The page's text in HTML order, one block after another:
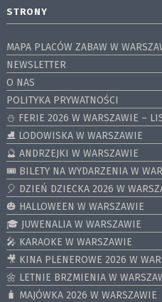
STRONY
MAPA PLACÓW ZABAW W
NEWSLETTER
O NAS
POLITYKA PRYWATNOŚCI
⛄️ FERIE 2026 W WARSZAWIE –
⛸ LODOWISKA W WARSZAWIE
🔮 ANDRZEJKI W WARSZAWIE
🎟️ BILETY NA WYDARZENIA W
🎈 DZIEŃ DZIECKA 2026 W
🎃 HALLOWEEN W WARSZAWIE
🎓 JUWENALIA W WARSZAWIE
🎤 KARAOKE W WARSZAWIE
🎥 KINA PLENEROWE 2026 W
🌼 LETNIE BRZMIENIA W
🧳 MAJÓWKA 2026 W WARSZAWIE